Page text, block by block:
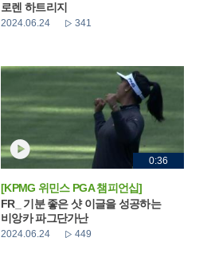
로렌 하트리지
2024.06.24 341
0:36
[KPMG 위민스 PGA 챔피언십]
FR_ 기분 좋은 샷 이글을 성공하는
비앙카 파그단가난
2024.06.24 449